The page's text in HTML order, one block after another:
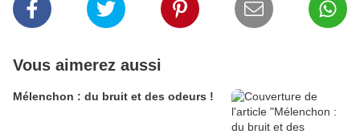
Vous aimerez aussi
Mélenchon : du bruit et des odeurs !